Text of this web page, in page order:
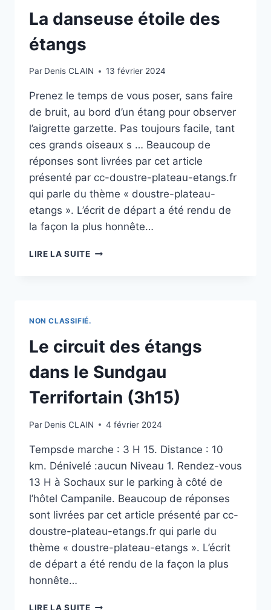
ANNONCE
La danseuse étoile des
étangs
Par Denis CLAIN 13 février 2024
Prenez le temps de vous poser, sans faire
de bruit, au bord d’un étang pour observer
l’aigrette garzette. Pas toujours facile, tant
ces grands oiseaux s … Beaucoup de
réponses sont livrées par cet article
présenté par cc-doustre-plateau-etangs.fr
qui parle du thème « doustre-plateau-
etangs ». L’écrit de départ a été rendu de
la façon la plus honnête…
LIRE LA SUITELA
NON CLASSIFIÉ.
Le circuit des étangs
dans le Sundgau
Terrifortain (3h15)
Par Denis CLAIN 4 février 2024
Tempsde marche : 3 H 15. Distance : 10
km. Dénivelé :aucun Niveau 1. Rendez-vous
13 H à Sochaux sur le parking à côté de
l’hôtel Campanile. Beaucoup de réponses
sont livrées par cet article présenté par cc-
doustre-plateau-etangs.fr qui parle du
thème « doustre-plateau-etangs ». L’écrit
de départ a été rendu de la façon la plus
honnête…
LIRE LA SUITELE